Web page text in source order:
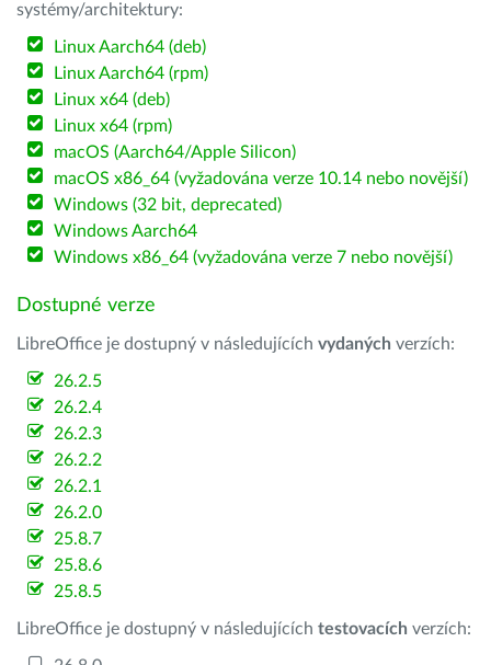
systémy/architektury:
Linux Aarch64 (deb)
Linux Aarch64 (rpm)
Linux x64 (deb)
Linux x64 (rpm)
macOS (Aarch64/Apple Silicon)
macOS x86_64 (vyžadována verze 10.14 nebo novější)
Windows (32 bit, deprecated)
Windows Aarch64
Windows x86_64 (vyžadována verze 7 nebo novější)
Dostupné verze
LibreOffice je dostupný v následujících vydaných verzích:
26.2.5
26.2.4
26.2.3
26.2.2
26.2.1
26.2.0
25.8.7
25.8.6
25.8.5
LibreOffice je dostupný v následujících testovacích verzích: